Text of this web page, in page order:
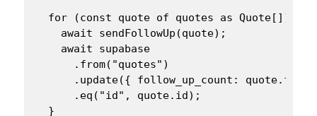
  for (const quote of quotes as Quote[]) {
    await sendFollowUp(quote);
    await supabase
      .from("quotes")
.update({ follow_up_count:
      .eq("id", quote.id);
  }